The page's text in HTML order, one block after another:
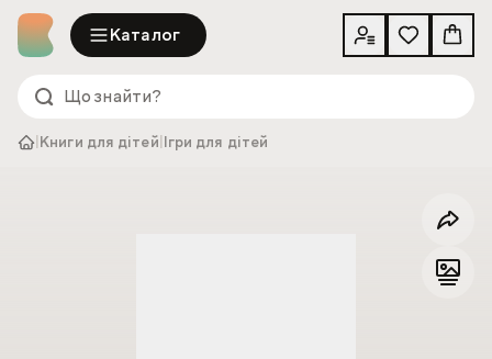
Каталог
Книги для дітей Ігри для дітей